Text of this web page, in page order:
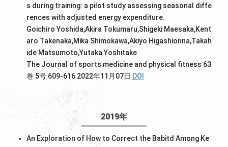
s during training: a pilot study assessing seasonal diffe
rences with adjusted energy expenditure.
Goichiro Yoshida,Akira Tokumaru,Shigeki Maesaka,Kent
aro Takenaka,Mika Shimokawa,Akiyo Higashionna,Takah
ide Matsumoto,Yutaka Yoshitake
The Journal of sports medicine and physical fitness 63
巻 5号 609-616 2022年11月07日 DOI
2019年
An Exploration of How to Correct the Babitd Among Ke